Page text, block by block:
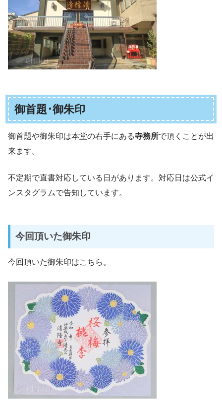
御首題･御朱印
御首題や御朱印は本堂の右手にある寺務所で頂くことが出
来ます。
不定期で直書対応している日があります。対応日は公式イ
ンスタグラムで告知しています。
今回頂いた御朱印
今回頂いた御朱印はこちら。